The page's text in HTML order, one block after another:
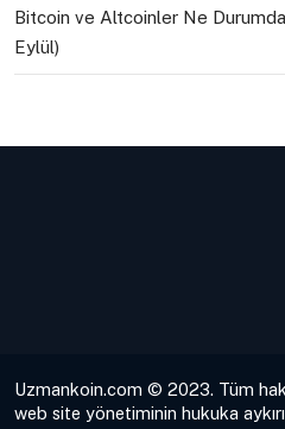
Bitcoin ve Altcoinler Ne
Eylül)
Uzmankoin.com © 2023. Tüm
web site yönetiminin hukuka